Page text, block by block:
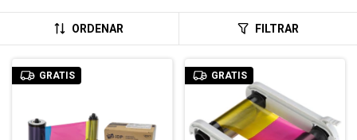
ORDENAR FILTRAR
GRATIS GRATIS